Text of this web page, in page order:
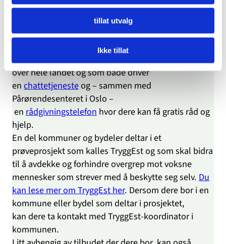
tillat utvalg
Ikke tillat
lese mer om hva fastlegen kan tilby. Kanskje kjenner
fastlegen broren din godt via tidligere kontakt og
oppfølging?
Dere kan også vurdere å kontakte Landsforeningen
for pårørende innen psykisk helse
over hele landet og som både driver
enchattetjenesteog – sammen med
Pårørendesenteret i Oslo –
en rådgivningstelefon hvor dere kan få gratis råd og
hjelp.
En del kommuner og bydeler deltar i et
prøveprosjekt som kalles TryggEst og som skal bidra
til å avdekke og forhindre overgrep mot voksne
mennesker som strever med å beskytte seg selv. Du
kan lese mer om TryggEst her. Dersom dere bor i en
kommune eller bydel som deltar i prosjektet,
kan dere ta kontakt med TryggEst-koordinator i
kommunen.